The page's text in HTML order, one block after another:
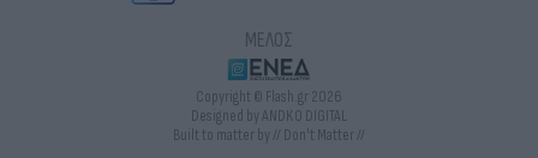
ΜΕΛΟΣ
Copyright © Flash.gr 2026
Designed by ANDKO DIGITAL
Built to matter by // Don't Matter //